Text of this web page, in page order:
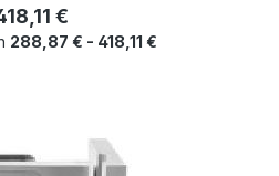
Preis:
€
288,87 € - 418,11 €